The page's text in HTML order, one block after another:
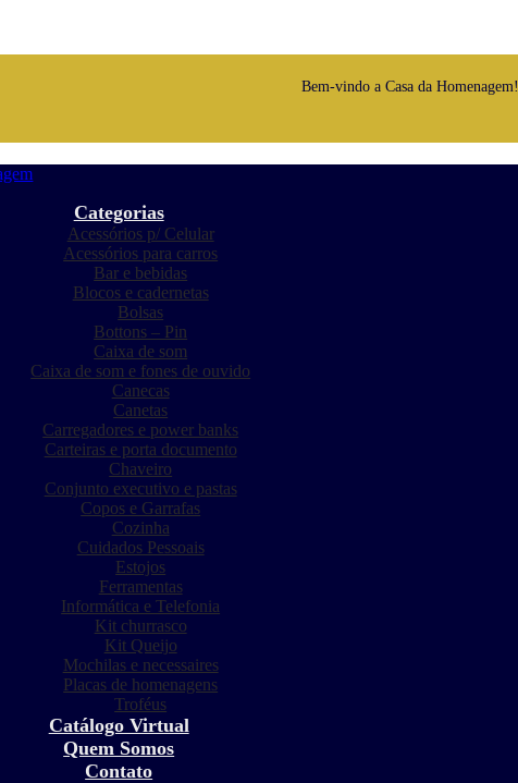
Bem-vindo a Casa da Homenagem!
Categorias
Acessórios p/ Celular
Acessórios para carros
Bar e bebidas
Blocos e cadernetas
Bolsas
Bottons – Pin
Caixa de som
Caixa de som e fones de ouvido
Canecas
Canetas
Carregadores e power banks
Carteiras e porta documento
Chaveiro
Conjunto executivo e pastas
Copos e Garrafas
Cozinha
Cuidados Pessoais
Estojos
Ferramentas
Informática e Telefonia
Kit churrasco
Kit Queijo
Mochilas e necessaires
Placas de homenagens
Troféus
Catálogo Virtual
Quem Somos
Contato